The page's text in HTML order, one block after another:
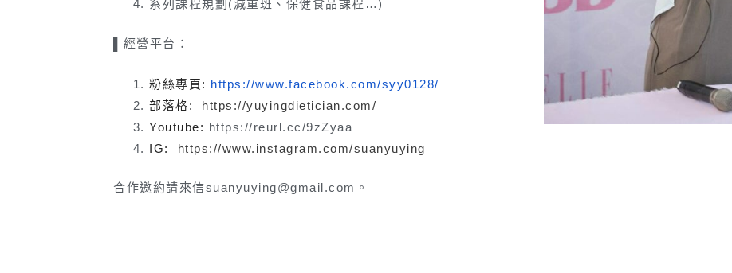
系列課程規劃(減重班、保健食品課程…)
▌經營平台：
粉絲專頁: https://www.facebook.com/syy0128/
部落格:
https://yuyingdietician.com/
Youtube: https://reurl.cc/9zZyaa
IG:
https://www.instagram.com/suanyuying
合作邀約請來信suanyuying@gmail.com。